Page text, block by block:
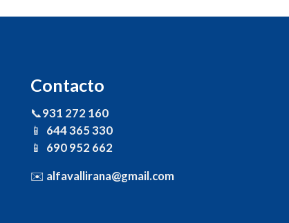
Contacto
📞931 272 160
📱 644 365 330
📱 690 952 662
✉️ alfavallirana@gmail.com